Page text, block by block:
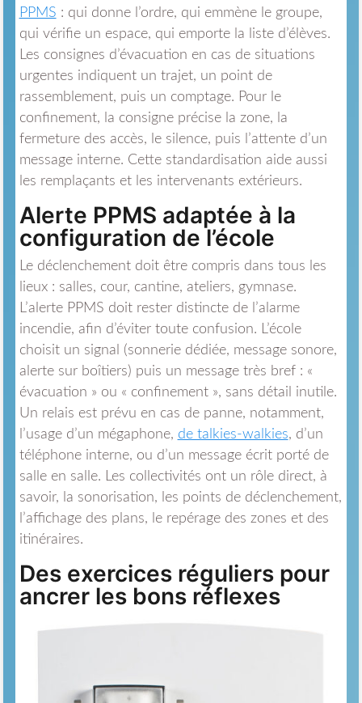
PPMS : qui donne l’ordre, qui emmène le groupe,
qui vérifie un espace, qui emporte la liste d’élèves.
Les consignes d’évacuation en cas de situations
urgentes indiquent un trajet, un point de
rassemblement, puis un comptage. Pour le
confinement, la consigne précise la zone, la
fermeture des accès, le silence, puis l’attente d’un
message interne. Cette standardisation aide aussi
les remplaçants et les intervenants extérieurs.
Alerte PPMS adaptée à la
configuration de l’école
Le déclenchement doit être compris dans tous les
lieux : salles, cour, cantine, ateliers, gymnase.
L’alerte PPMS doit rester distincte de l’alarme
incendie, afin d’éviter toute confusion. L’école
choisit un signal (sonnerie dédiée, message sonore,
alerte sur boîtiers) puis un message très bref : «
évacuation » ou « confinement », sans détail inutile.
Un relais est prévu en cas de panne, notamment,
l’usage d’un mégaphone, de talkies-walkies, d’un
téléphone interne, ou d’un message écrit porté de
salle en salle. Les collectivités ont un rôle direct, à
savoir, la sonorisation, les points de déclenchement,
l’affichage des plans, le repérage des zones et des
itinéraires.
Des exercices réguliers pour
ancrer les bons réflexes